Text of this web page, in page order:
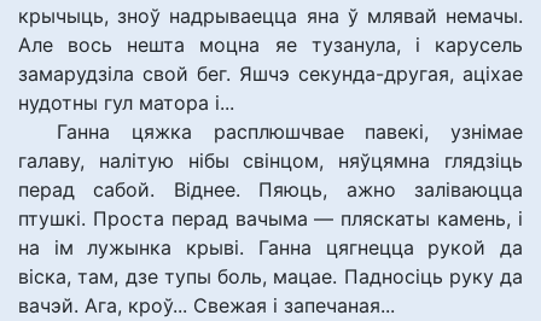
крычыць, зноў надрываецца яна ў млявай немачы.
Але вось нешта моцна яе тузанула, і карусель
замарудзіла свой бег. Яшчэ секунда-другая, аціхае
нудотны гул матора і...
Ганна цяжка расплюшчвае павекі, узнімае
галаву, налітую нібы свінцом, няўцямна глядзіць
перад сабой. Віднее. Пяюць, ажно заліваюцца
птушкі. Проста перад вачыма — пляскаты камень, і
на ім лужынка крыві. Ганна цягнецца рукой да
віска, там, дзе тупы боль, мацае. Падносіць руку да
вачэй. Ага, кроў... Свежая і запечаная...